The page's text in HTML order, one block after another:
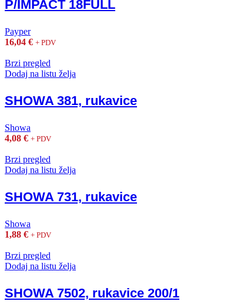
P/IMPACT 18FULL
Payper
16,04 € + PDV
Brzi pregled
Dodaj na listu želja
SHOWA 381, rukavice
Showa
4,08 € + PDV
Brzi pregled
Dodaj na listu želja
SHOWA 731, rukavice
Showa
1,88 € + PDV
Brzi pregled
Dodaj na listu želja
SHOWA 7502, rukavice 200/1